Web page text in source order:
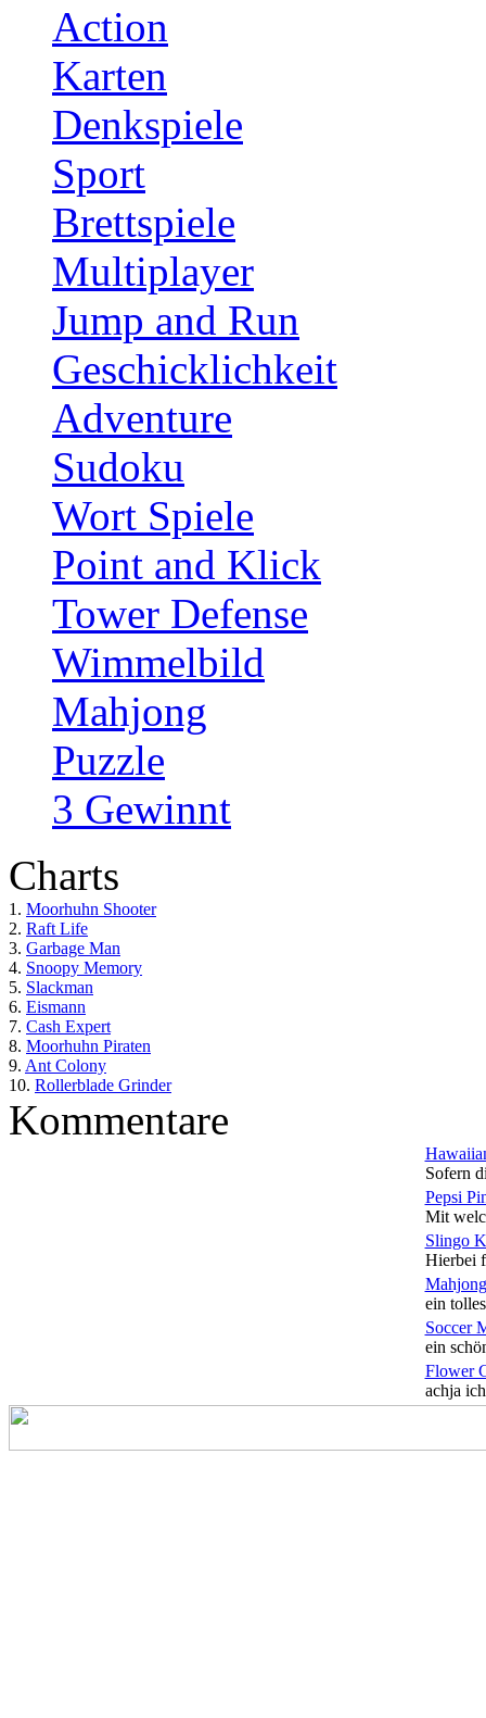
Action
Karten
Denkspiele
Sport
Brettspiele
Multiplayer
Jump and Run
Geschicklichkeit
Adventure
Sudoku
Wort Spiele
Point and Klick
Tower Defense
Wimmelbild
Mahjong
Puzzle
3 Gewinnt
Charts
1. Moorhuhn Shooter
2. Raft Life
3. Garbage Man
4. Snoopy Memory
5. Slackman
6. Eismann
7. Cash Expert
8. Moorhuhn Piraten
9. Ant Colony
10. Rollerblade Grinder
Kommentare
Sofern
Pepsi
Mit
Slingo
Hierbei
ein
Soccer
ein
Flower
achja